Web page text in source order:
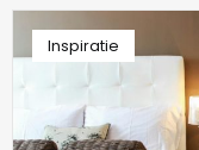
Inspiratie